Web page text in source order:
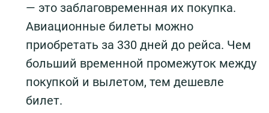
— это заблаговременная их покупка.
Авиационные билеты можно
приобретать за 330 дней до рейса. Чем
больший временной промежуток между
покупкой и вылетом, тем дешевле
билет.